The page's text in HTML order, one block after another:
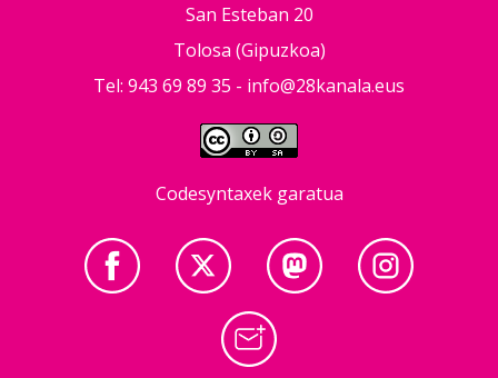
San Esteban 20
Tolosa (Gipuzkoa)
Tel: 943 69 89 35 - info@28kanala.eus
Codesyntaxek garatua